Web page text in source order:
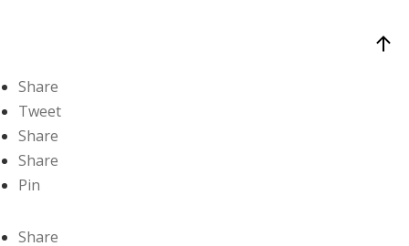
Share
Tweet
Share
Share
Pin
Share